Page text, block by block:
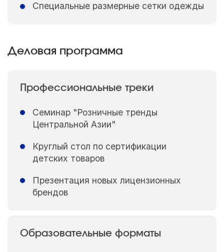
Специальные размерные сетки одежды
Деловая программа
Профессиональные треки
Семинар "Розничные тренды
Центральной Азии"
Круглый стол по сертификации
детских товаров
Презентация новых лицензионных
брендов
Образовательные форматы